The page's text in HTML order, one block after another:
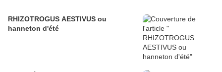
RHIZOTROGUS AESTIVUS ou
hanneton d'été